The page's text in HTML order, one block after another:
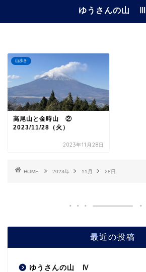
ゆうさんの山 Ⅲ
山歩き
高尾山と金時山 ②
2023/11/28（火）
2023年11月28日
HOME 2023年 11月 28日
最近の投稿
ゆうさんの山 Ⅳ